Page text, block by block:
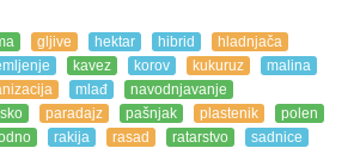
gljive hektar hibrid
hladnjača
kavez korov kukuruz
malina
mlađ
navodnjavanje
paradajz pašnjak plastenik
polen
rakija rasad ratarstvo
sadnice